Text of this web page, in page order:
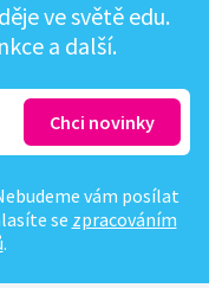
ve světě edu.
a další.
vám posílat
se zpracováním
.